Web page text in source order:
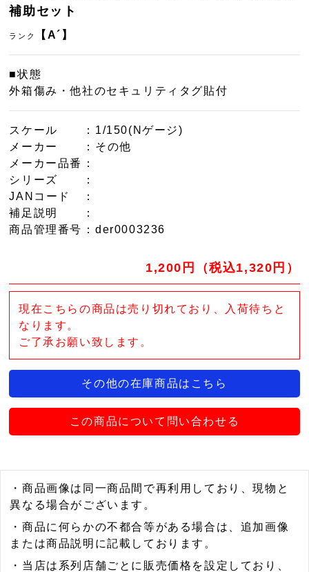
補助セット
ランク 【A´】
■状態
外箱傷み・他社のセキュリティタグ貼付
スケール
：1/150(Nゲージ)
メーカー
：その他
メーカー品番
：
シリーズ
：
JANコード
：
補足説明
：
商品管理番号 ：der0003236
1,200円（税込1,320円）
現在こちらの商品は売り切れており、入荷待ちと
なります。
ご了承お願い致します。
その他の在庫商品はこちら
この商品について問い合わせる
・商品画像は同一商品間で再利用しており、現物と
異なる場合がございます。
・商品に何らかの不都合等がある場合は、追加画像
または商品説明に記載しております。
・当店は系列店舗ごとに販売価格を設定しており、